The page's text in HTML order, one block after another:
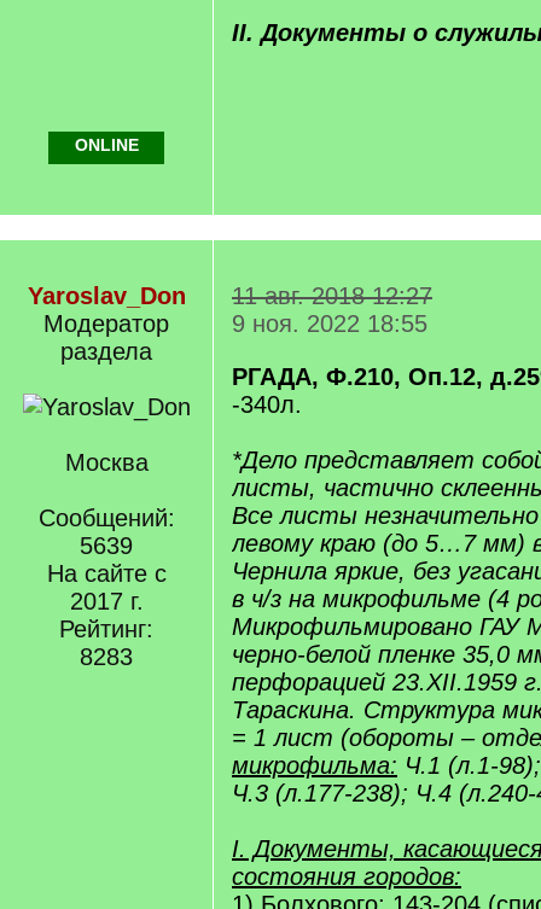
II. Документы о
ONLINE
Yaroslav_Don
Модератор
раздела
Москва
Сообщений:
5639
На сайте с
2017 г.
Рейтинг:
8283
11 авг. 2018 12:27
9 ноя. 2022 18:55
РГАДА, Ф.210, Оп.12,
-340л.
*Дело представляет
листы, частично
Все листы
левому краю (до 5…7 мм)
Чернила яркие, без
в ч/з на микрофильме (4
Микрофильмировано ГАУ
черно-белой пленке 35,0
перфорацией 23.XII.1959
Тараскина. Структура
= 1 лист (обороты –
микрофильма: Ч.1 (л.1-
Ч.3 (л.177-238); Ч.4
I. Документы,
состояния городов: